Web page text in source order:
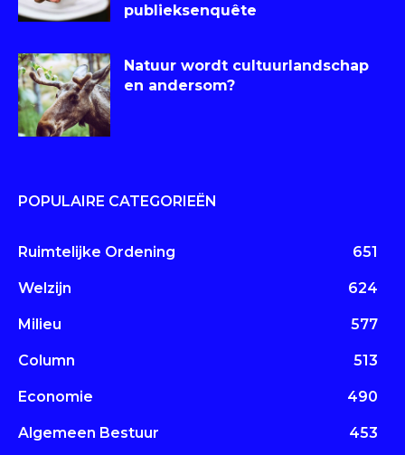
publieksenquête
Natuur wordt cultuurlandschap
en andersom?
POPULAIRE CATEGORIEËN
Ruimtelijke Ordening 651
Welzijn 624
Milieu 577
Column 513
Economie 490
Algemeen Bestuur 453